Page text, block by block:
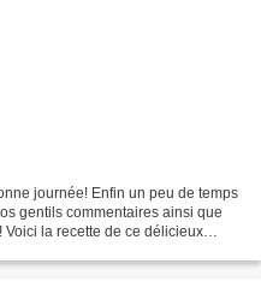
journée! Enfin un peu de temps
gentils commentaires ainsi que
la recette de ce délicieux